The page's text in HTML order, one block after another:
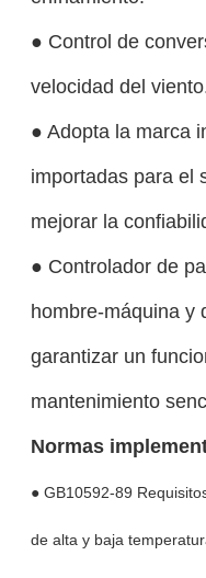
● Control de
velocidad del
● Adopta la marca
importadas para el
mejorar la
● Controlador de
hombre-máquina y
garantizar un
mantenimiento
Normas
● GB10592-89
de alta y baja